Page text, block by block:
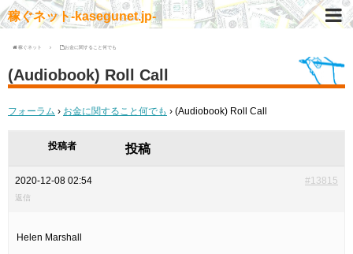
稼ぐネット-kasegunet.jp-
稼ぐネット お金に関すること何でも
(Audiobook) Roll Call
フォーラム › お金に関すること何でも › (Audiobook) Roll Call
投稿者 投稿
2020-12-08 02:54 #13815
返信
Helen Marshall